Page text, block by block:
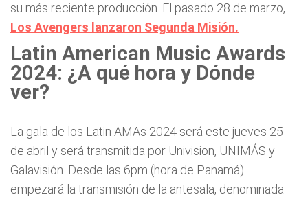
su más reciente producción. El pasado 28 de marzo,
Los Avengers lanzaron Segunda Misión.
Latin American Music Awards
2024: ¿A qué hora y Dónde
ver?
La gala de los Latin AMAs 2024 será este jueves 25
de abril y será transmitida por Univision, UNIMÁS y
Galavisión. Desde las 6pm (hora de Panamá)
empezará la transmisión de la antesala, denominada